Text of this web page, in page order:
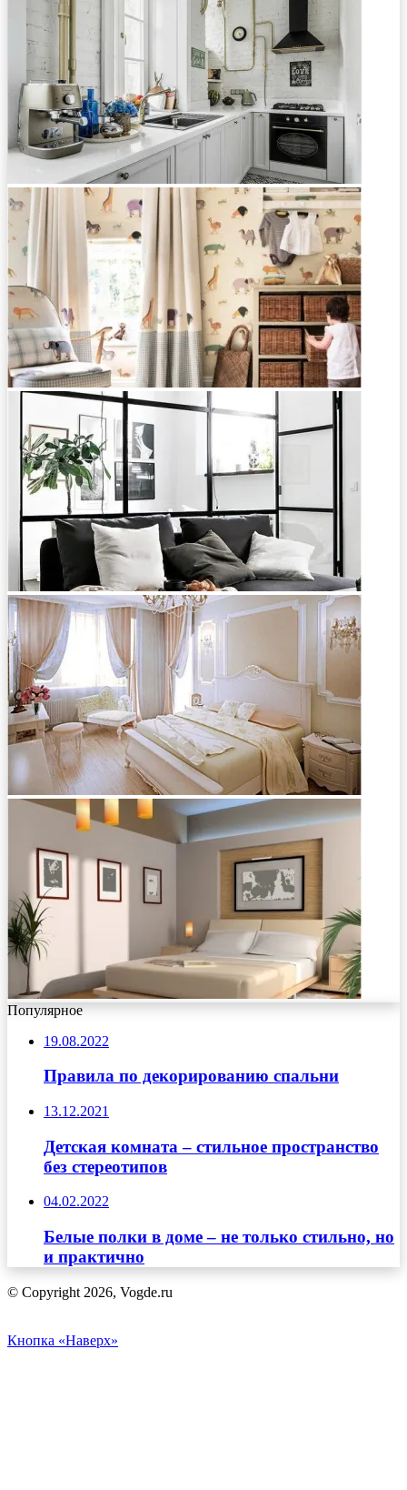
Популярное
19.08.2022
Правила по декорированию спальни
13.12.2021
Детская комната – стильное пространство
без стереотипов
04.02.2022
Белые полки в доме – не только стильно, но
и практично
© Copyright 2026, Vogde.ru
Кнопка «Наверх»